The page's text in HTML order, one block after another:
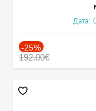
Дата:
-25%
192.00€